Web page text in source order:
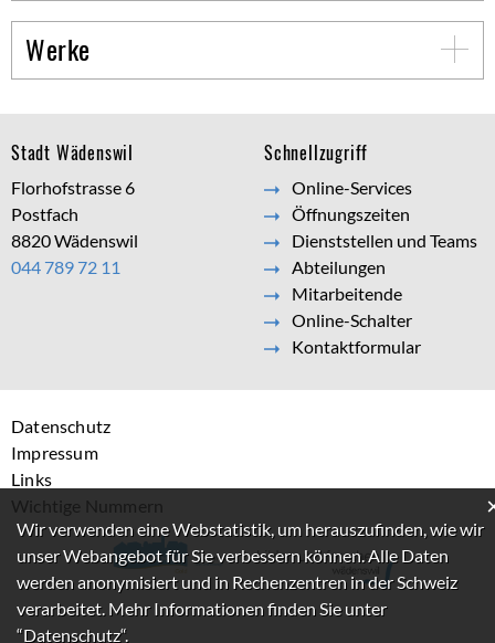
Werke
Footer
Stadt Wädenswil
Florhofstrasse 6
Postfach
8820 Wädenswil
044 789 72 11
Schnellzugriff
Online-Services
Öffnungszeiten
Dienststellen und Teams
Abteilungen
Mitarbeitende
Online-Schalter
Kontaktformular
Datenschutz
Impressum
Links
Wichtige Nummern
Webstatistik
Wir verwenden eine Webstatistik, um herauszufinden, wie wir
unser Webangebot für Sie verbessern können. Alle Daten
werden anonymisiert und in Rechenzentren in der Schweiz
verarbeitet. Mehr Informationen finden Sie unter
“Datenschutz“.